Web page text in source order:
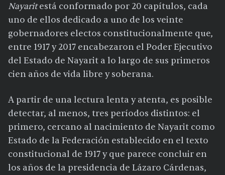
Nayaritestá conformado por 20 capítulos, cada
uno de ellos dedicado a uno de los veinte
gobernadores electos constitucionalmente que,
entre 1917 y 2017 encabezaron el Poder Ejecutivo
del Estado de Nayarit a lo largo de sus primeros
cien años de vida libre y soberana.
A partir de una lectura lenta y atenta, es posible
detectar, al menos, tres períodos distintos: el
primero, cercano al nacimiento de Nayarit como
Estado de la Federación establecido en el texto
constitucional de 1917 y que parece concluir en
los años de la presidencia de Lázaro Cárdenas,